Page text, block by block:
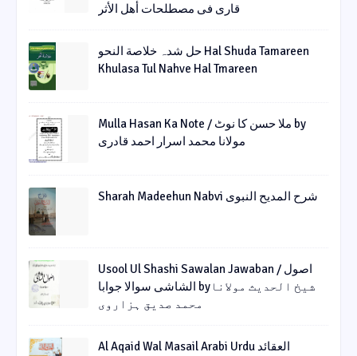
قاری فی مصطلحات أھل الأثر
حل شدہ خلاصة النحو Hal Shuda Tamareen
Khulasa Tul Nahve Hal Tmareen
Mulla Hasan Ka Note / ملا حسن کا نوٹ by
مولانا محمد اسرار احمد قادری
Sharah Madeehun Nabvi شرح المدیح النبوی
Usool Ul Shashi Sawalan Jawaban / اصول
الشاشی سوالا جوابا byشیخ الحدیث مولانا
محمد صدیق ہزاروی
Al Aqaid Wal Masail Arabi Urdu العقائد